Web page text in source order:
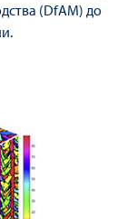
(DfAM) до